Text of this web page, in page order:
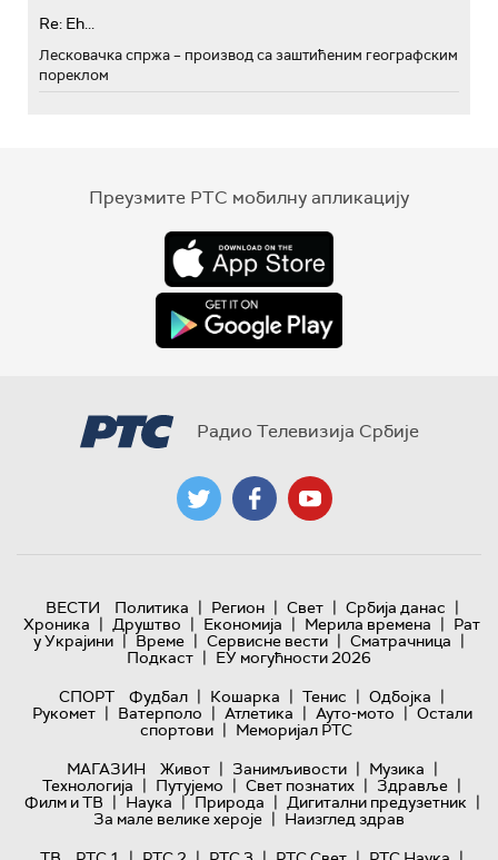
Re: Eh...
Лесковачка спржа – производ са заштићеним географским
пореклом
Преузмите РТС мобилну апликацију
Радио Телевизија Србије
ВЕСТИ Политика | Регион | Свет | Србија данас |
Хроника | Друштво | Економија | Мерила времена | Рат
у Украјини | Време | Сервисне вести | Сматрачница |
Подкаст | ЕУ могућности 2026
СПОРТ
Фудбал | Кошарка | Тенис | Одбојка |
Рукомет | Ватерполо | Атлетика | Ауто-мото | Остали
спортови | Меморијал РТС
МАГАЗИН
Живот | Занимљивости | Музика |
Технологијa | Путујемо | Свет познатих | Здравље |
Филм и ТВ | Наука | Природа | Дигитални предузетник |
За мале велике хероје | Наизглед здрав